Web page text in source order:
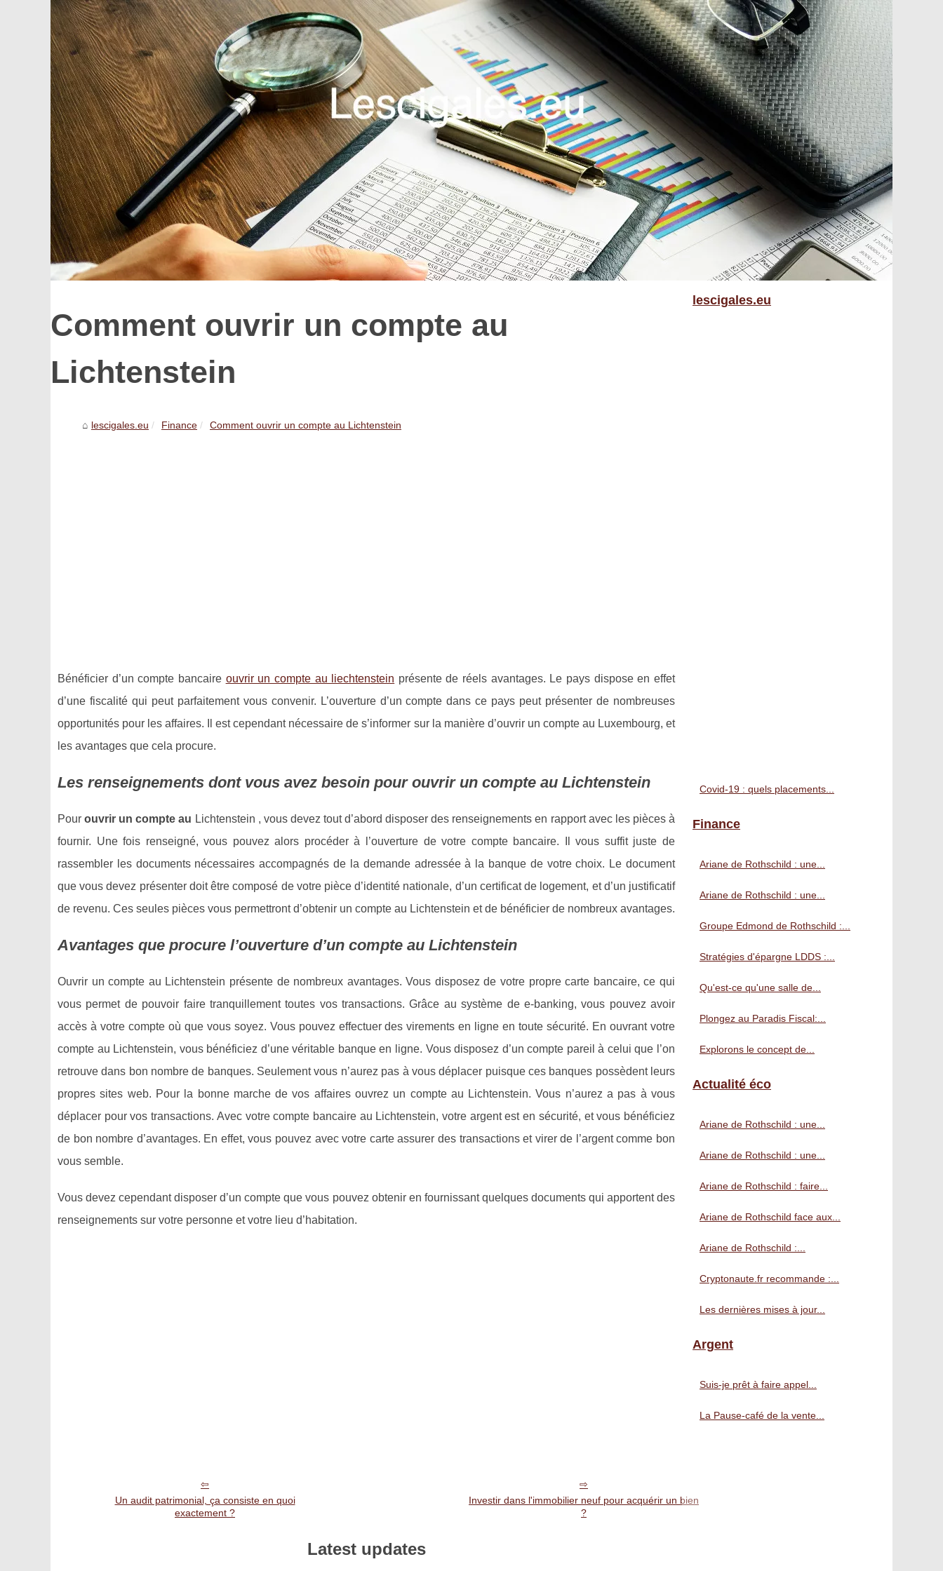
Comment ouvrir un compte au
Lichtenstein
lescigales.eu Finance Comment ouvrir un compte au Lichtenstein
Bénéficier d’un compte bancaire ouvrir un compte au liechtenstein présente de réels avantages. Le pays dispose en effet
d’une fiscalité qui peut parfaitement vous convenir. L’ouverture d’un compte dans ce pays peut présenter de nombreuses
opportunités pour les affaires. Il est cependant nécessaire de s’informer sur la manière d’ouvrir un compte au Luxembourg, et
les avantages que cela procure.
Les renseignements dont vous avez besoin pour ouvrir un compte au Lichtenstein
Pourouvrir un compte au Lichtenstein , vous devez tout d’abord disposer des renseignements en rapport avec les pièces à
fournir. Une fois renseigné, vous pouvez alors procéder à l’ouverture de votre compte bancaire. Il vous suffit juste de
rassembler les documents nécessaires accompagnés de la demande adressée à la banque de votre choix. Le document
que vous devez présenter doit être composé de votre pièce d’identité nationale, d’un certificat de logement, et d’un justificatif
de revenu. Ces seules pièces vous permettront d’obtenir un compte au Lichtenstein et de bénéficier de nombreux avantages.
Avantages que procure l’ouverture d’un compte au Lichtenstein
Ouvrir un compte au Lichtenstein présente de nombreux avantages. Vous disposez de votre propre carte bancaire, ce qui
vous permet de pouvoir faire tranquillement toutes vos transactions. Grâce au système de e-banking, vous pouvez avoir
accès à votre compte où que vous soyez. Vous pouvez effectuer des virements en ligne en toute sécurité. En ouvrant votre
compte au Lichtenstein, vous bénéficiez d’une véritable banque en ligne. Vous disposez d’un compte pareil à celui que l’on
retrouve dans bon nombre de banques. Seulement vous n’aurez pas à vous déplacer puisque ces banques possèdent leurs
propres sites web. Pour la bonne marche de vos affaires ouvrez un compte au Lichtenstein. Vous n’aurez a pas à vous
déplacer pour vos transactions. Avec votre compte bancaire au Lichtenstein, votre argent est en sécurité, et vous bénéficiez
de bon nombre d’avantages. En effet, vous pouvez avec votre carte assurer des transactions et virer de l’argent comme bon
vous semble.
Vous devez cependant disposer d’un compte que vous pouvez obtenir en fournissant quelques documents qui apportent des
renseignements sur votre personne et votre lieu d’habitation.
Un audit patrimonial, ça consiste en quoi
exactement ?
Investir dans l'immobilier neuf pour acquérir un bien
?
Latest updates
lescigales.eu
Covid-19 : quels placements...
Finance
Ariane de Rothschild : une...
Ariane de Rothschild : une...
Groupe Edmond de Rothschild :...
Stratégies d'épargne LDDS :...
Qu'est-ce qu'une salle de...
Plongez au Paradis Fiscal:...
Explorons le concept de...
Actualité éco
Ariane de Rothschild : une...
Ariane de Rothschild : une...
Ariane de Rothschild : faire...
Ariane de Rothschild face aux...
Ariane de Rothschild :...
Cryptonaute.fr recommande :...
Les dernières mises à jour...
Argent
Suis-je prêt à faire appel...
La Pause-café de la vente...